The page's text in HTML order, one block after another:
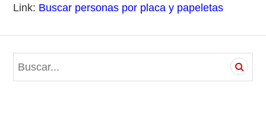
Link: Buscar personas por placa y papeletas
e